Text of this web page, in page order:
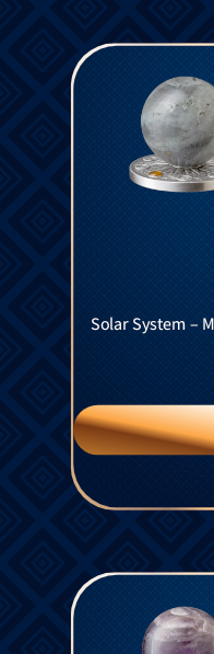
Solar System –